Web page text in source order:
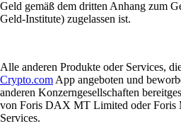
Geld gemäß dem dritten Anhang zum
Geld-Institute) zugelassen ist.
Alle anderen Produkte oder Services,
Crypto.com App angeboten und
anderen Konzerngesellschaften
von Foris DAX MT Limited oder Foris
Services.